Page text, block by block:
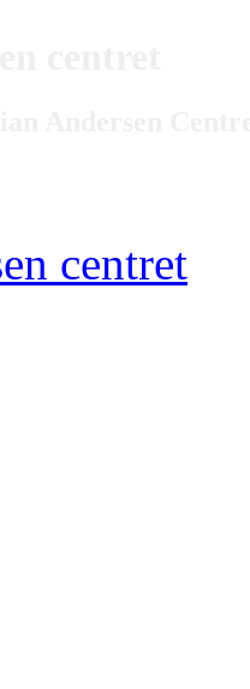
centret